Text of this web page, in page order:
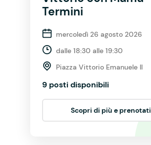
Termini
mercoledì 26 agosto 2026
dalle 18:30 alle 19:30
Piazza Vittorio Emanuele II
9 posti disponibili
Scopri di più e prenotati